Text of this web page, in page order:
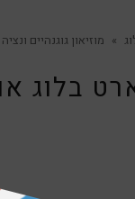
» מוזיאון גוגנהיים
בלוג